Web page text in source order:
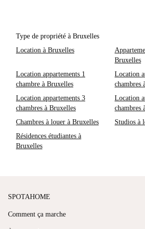
Type de propriété à Bruxelles
Location à Bruxelles
Bruxelles
Location appartements 1
chambre à Bruxelles
Location
chambres
Location appartements 3
chambres à Bruxelles
Location
chambres
Chambres à louer à Bruxelles
Studios à
Résidences étudiantes à
Bruxelles
SPOTAHOME
Comment ça marche